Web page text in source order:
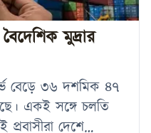
বৈদেশিক মুদ্রার
বেড়ে ৩৬ দশমিক ৪৭
একই সঙ্গে চলতি
দেশে